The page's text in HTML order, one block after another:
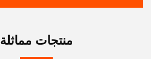
منتجات مماثلة